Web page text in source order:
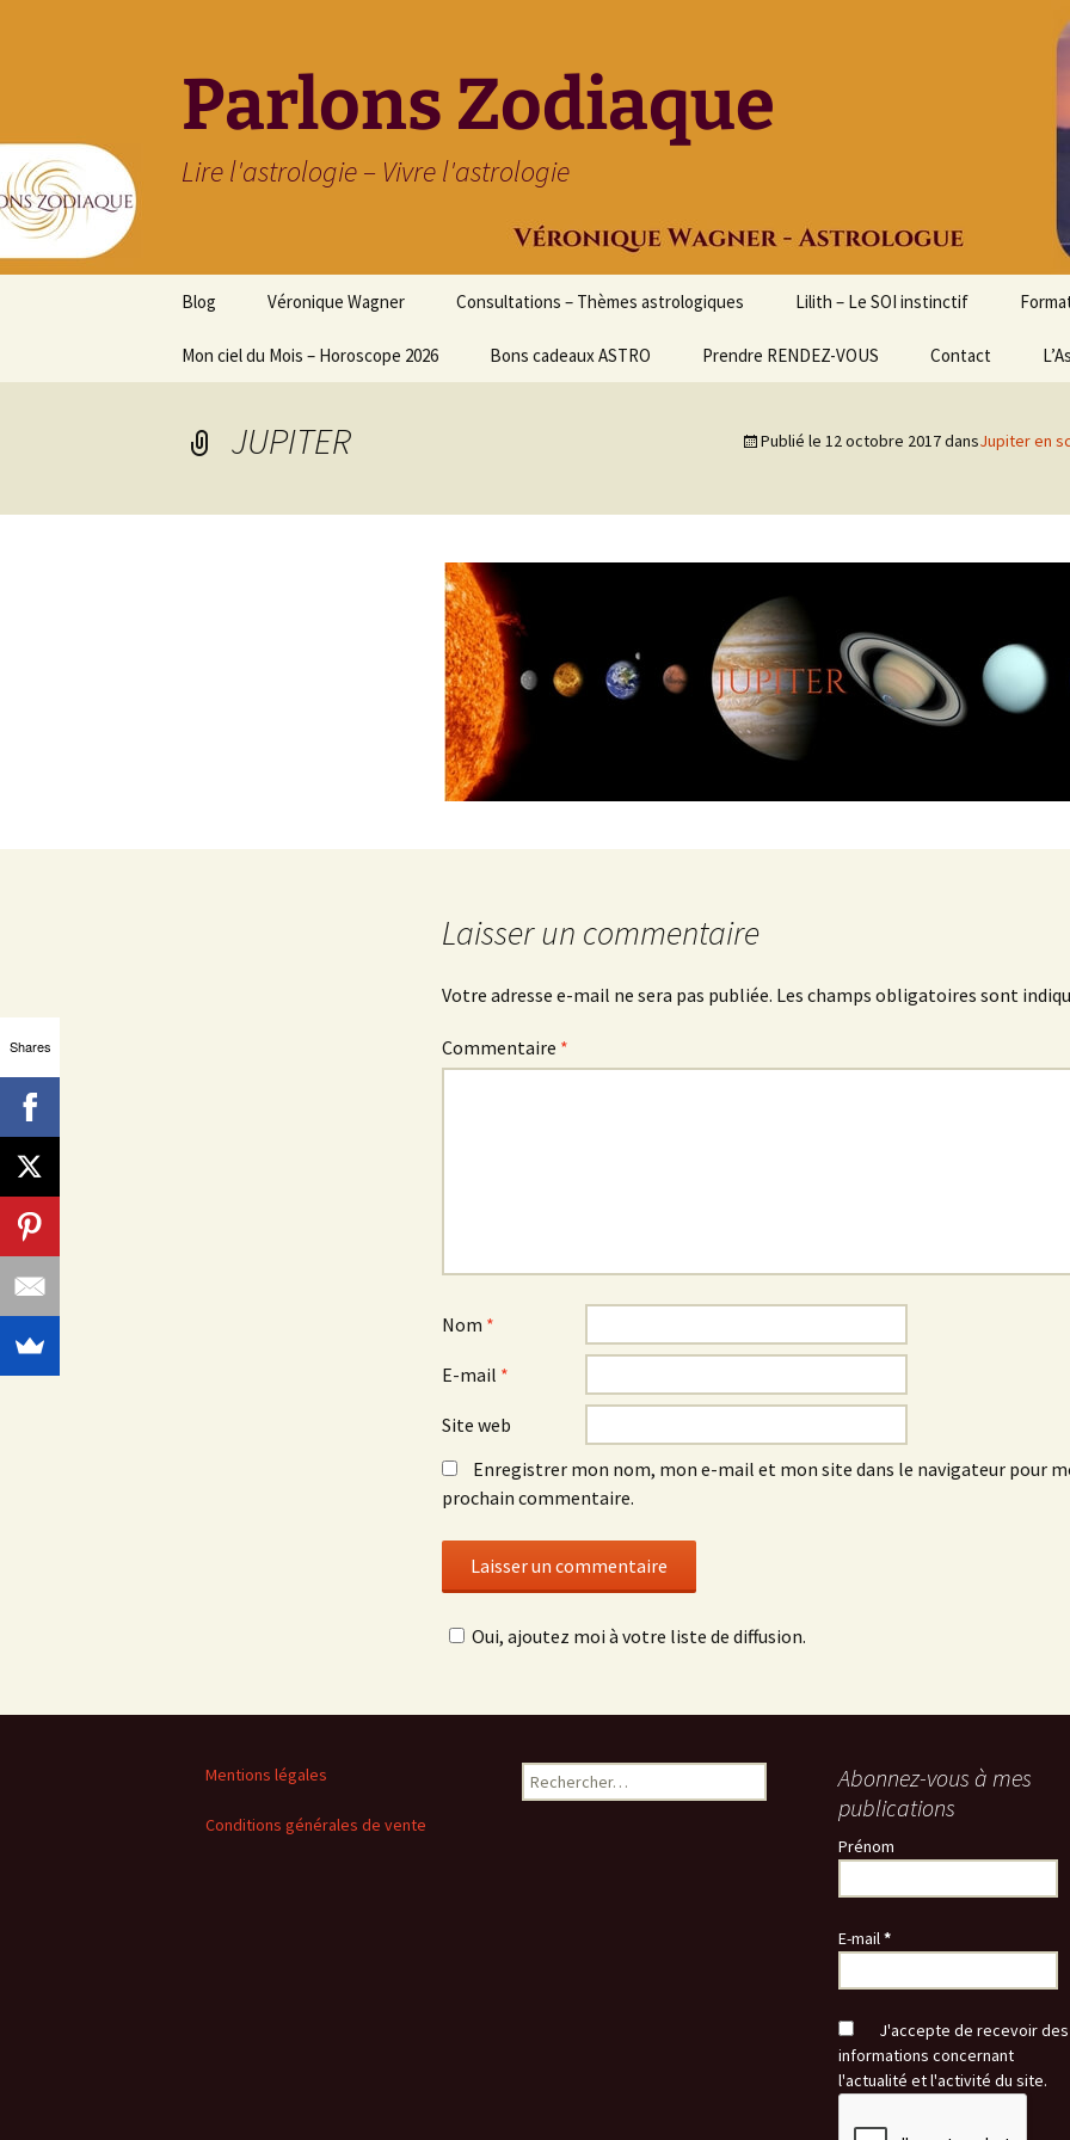
Parlons Zodiaque
Lire l'astrologie – Vivre l'astrologie
contenu
Blog Véronique Wagner Consultations – Thèmes astrologiques Lilith – Le SOI instinctif
Mon ciel du Mois – Horoscope 2026 Bons cadeaux ASTRO Prendre RENDEZ-VOUS Contact
JUPITER Publié le 12 octobre 2017dansJupiter en
Laisser un commentaire
Votre adresse e-mail ne sera pas publiée. Les champs obligatoires sont
Commentaire *
Nom *
E-mail *
Site web
Enregistrer mon nom, mon e-mail et mon site dans le navigateur pour
prochain commentaire.
Oui, ajoutez moi à votre liste de diffusion.
Mentions légales
Conditions générales de vente
Rechercher :
Abonnez-vous à mes
publications
Prénom
E-mail*
J'accepte de recevoir des
informations concernant
l'actualité et l'activité du site.
Shares